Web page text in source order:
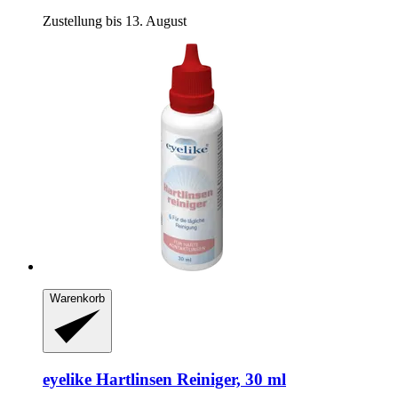
Zustellung bis 13. August
Warenkorb
eyelike Hartlinsen Reiniger, 30 ml